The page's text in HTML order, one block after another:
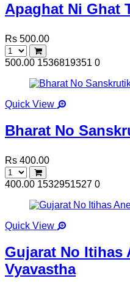
Apaghat Ni Ghat
Rs 500.00
500.00 1536819351 0
Quick View
Bharat No
Rs 400.00
400.00 1532951527 0
Quick View
Gujarat No Itihas
Vyavastha